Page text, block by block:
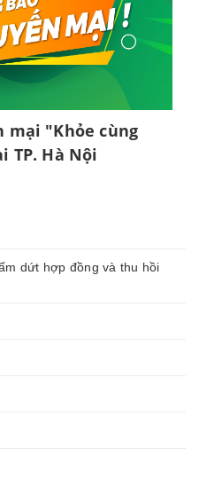
mại "Khỏe cùng
TP. Hà Nội
dứt hợp đồng và thu hồi